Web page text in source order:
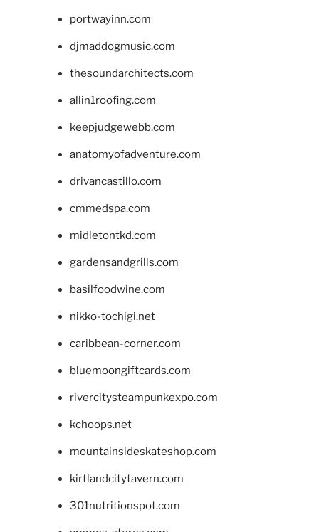
portwayinn.com
djmaddogmusic.com
thesoundarchitects.com
allin1roofing.com
keepjudgewebb.com
anatomyofadventure.com
drivancastillo.com
cmmedspa.com
midletontkd.com
gardensandgrills.com
basilfoodwine.com
nikko-tochigi.net
caribbean-corner.com
bluemoongiftcards.com
rivercitysteampunkexpo.com
kchoops.net
mountainsideskateshop.com
kirtlandcitytavern.com
301nutritionspot.com